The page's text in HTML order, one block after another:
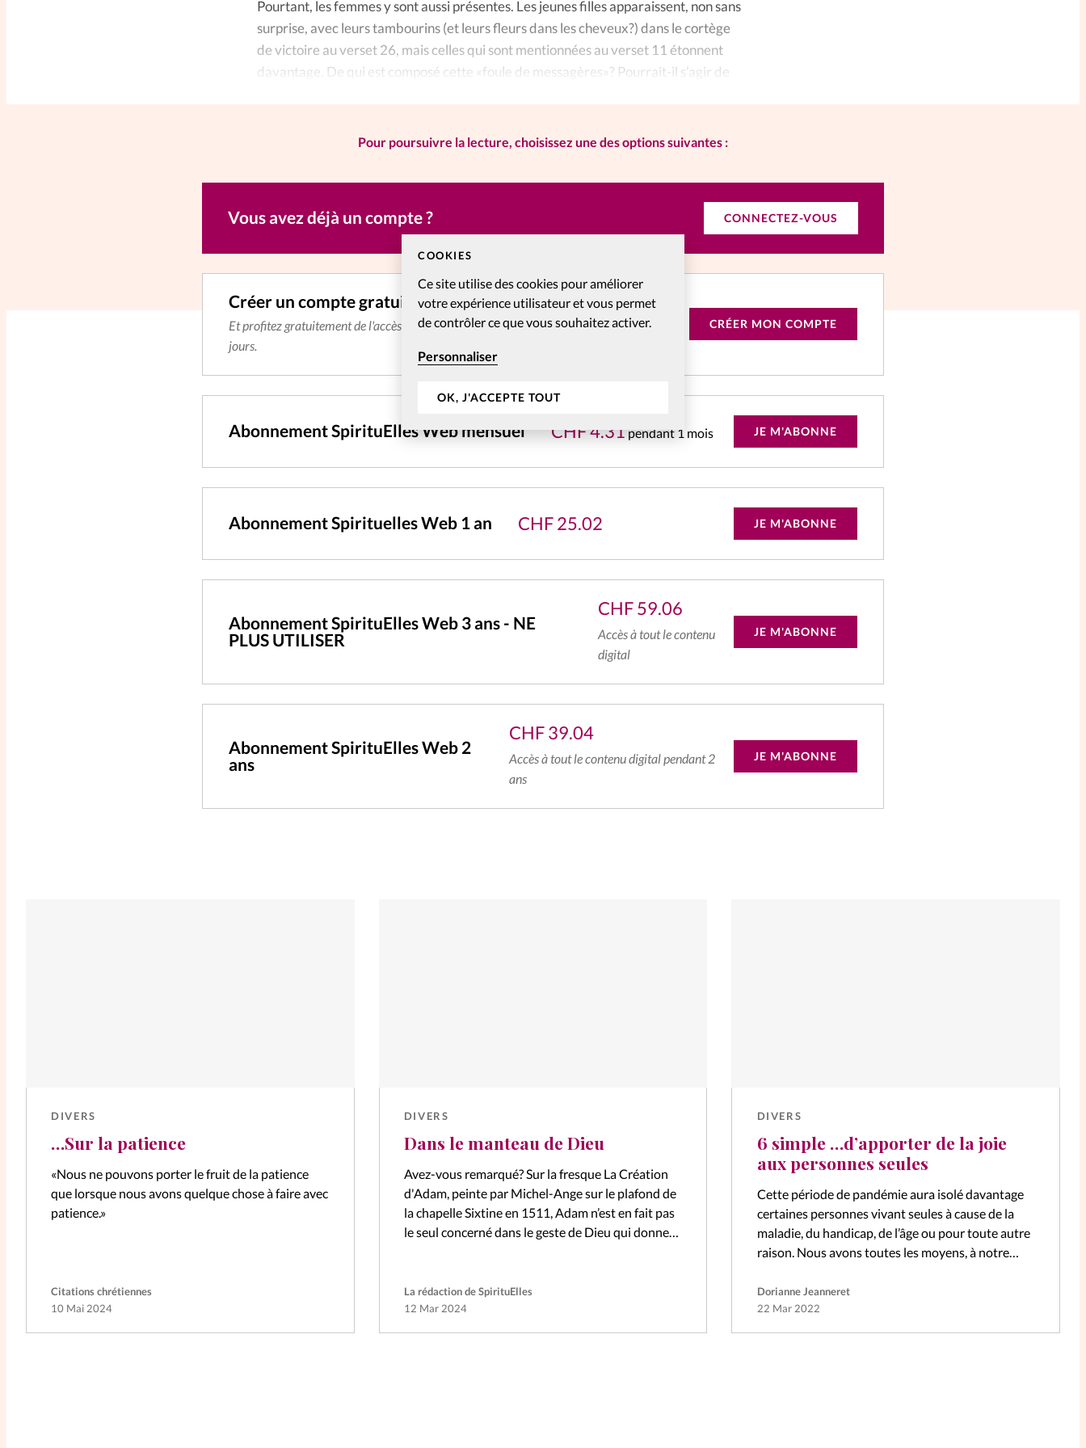
COOKIES
Ce site utilise des cookies pour améliorer
votre expérience utilisateur et vous permet
de contrôler ce que vous souhaitez activer.
Personnaliser
OK, J'ACCEPTE TOUT
Pourtant, les femmes y sont aussi présentes. Les jeunes filles apparaissent, non sans
surprise, avec leurs tambourins (et leurs fleurs dans les cheveux?) dans le cortège
de victoire au verset 26, mais celles qui sont mentionnées au verset 11 étonnent
davantage. De qui est composé cette «foule de messagères»? Pourrait-il s’agir de
Pour poursuivre la lecture, choisissez une des options suivantes :
Vous avez déjà un compte ? CONNECTEZ-VOUS
Créer un compte gratuitement
Et profitez gratuitement de l'accès aux articles web réservés aux abonnés pendant 14
jours.
CRÉER MON COMPTE
Abonnement SpirituElles Web mensuel CHF4.31 pendant 1 mois JE M'ABONNE
Abonnement Spirituelles Web 1 an CHF25.02 JE M'ABONNE
Abonnement SpirituElles Web 3 ans - NE
PLUS UTILISER
CHF59.06
Accès à tout le contenu
digital
JE M'ABONNE
Abonnement SpirituElles Web 2
ans
CHF39.04
Accès à tout le contenu digital pendant 2
ans
JE M'ABONNE
DIVERS
…Sur la patience
«Nous ne pouvons porter le fruit de la patience
que lorsque nous avons quelque chose à faire avec
patience.»
Citations chrétiennes
10 Mai 2024
DIVERS
Dans le manteau de Dieu
Avez-vous remarqué? Sur la fresque La Création
d'Adam, peinte par Michel-Ange sur le plafond de
la chapelle Sixtine en 1511, Adam n’est en fait pas
le seul concerné dans le geste de Dieu qui donne…
La rédaction de SpirituElles
12 Mar 2024
DIVERS
6 simple …d’apporter de la joie
aux personnes seules
Cette période de pandémie aura isolé davantage
certaines personnes vivant seules à cause de la
maladie, du handicap, de l’âge ou pour toute autre
raison. Nous avons toutes les moyens, à notre
Dorianne Jeanneret
22 Mar 2022